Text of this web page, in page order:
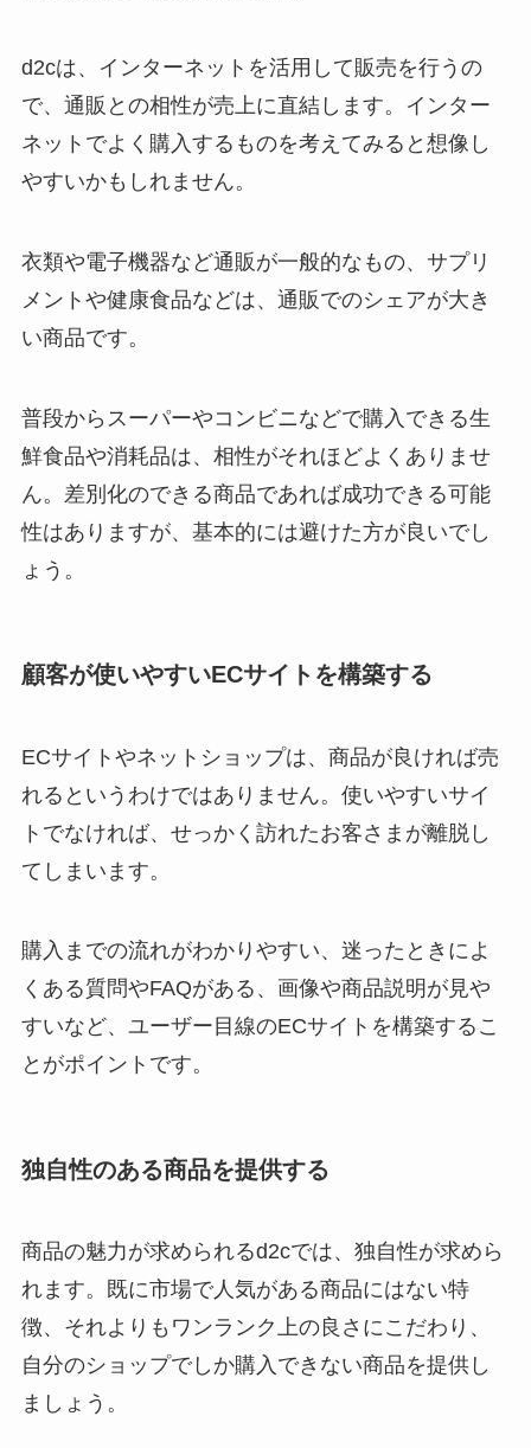
d2cは、インターネットを活用して販売を行うの
で、通販との相性が売上に直結します。インター
ネットでよく購入するものを考えてみると想像し
やすいかもしれません。
衣類や電子機器など通販が一般的なもの、サプリ
メントや健康食品などは、通販でのシェアが大き
い商品です。
普段からスーパーやコンビニなどで購入できる生
鮮食品や消耗品は、相性がそれほどよくありませ
ん。差別化のできる商品であれば成功できる可能
性はありますが、基本的には避けた方が良いでし
ょう。
顧客が使いやすいECサイトを構築する
ECサイトやネットショップは、商品が良ければ売
れるというわけではありません。使いやすいサイ
トでなければ、せっかく訪れたお客さまが離脱し
てしまいます。
購入までの流れがわかりやすい、迷ったときによ
くある質問やFAQがある、画像や商品説明が見や
すいなど、ユーザー目線のECサイトを構築するこ
とがポイントです。
独自性のある商品を提供する
商品の魅力が求められるd2cでは、独自性が求めら
れます。既に市場で人気がある商品にはない特
徴、それよりもワンランク上の良さにこだわり、
自分のショップでしか購入できない商品を提供し
ましょう。